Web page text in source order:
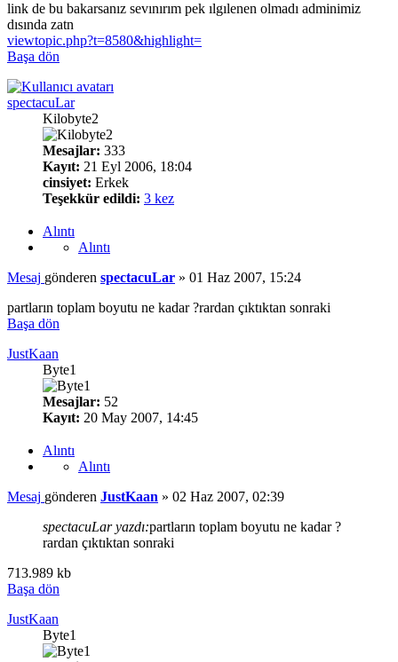
link de bu bakarsanız sevınırım pek ılgılenen olmadı adminimiz
dısında zatn
viewtopic.php?t=8580&highlight=
Başa dön
spectacuLar
Kilobyte2
Mesajlar: 333
Kayıt: 21 Eyl 2006, 18:04
cinsiyet: Erkek
Teşekkür edildi: 3 kez
Alıntı
Alıntı
Mesaj gönderen spectacuLar » 01 Haz 2007, 15:24
partların toplam boyutu ne kadar ?rardan çıktıktan sonraki
Başa dön
JustKaan
Byte1
Mesajlar: 52
Kayıt: 20 May 2007, 14:45
Alıntı
Alıntı
Mesaj gönderen JustKaan » 02 Haz 2007, 02:39
spectacuLar yazdı:partların toplam boyutu ne kadar ?
rardan çıktıktan sonraki
713.989 kb
Başa dön
JustKaan
Byte1